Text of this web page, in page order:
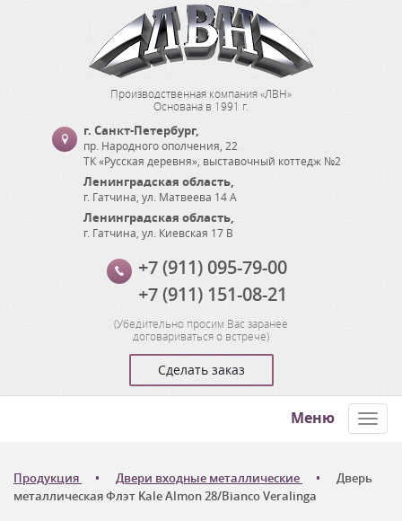
Производственная компания «ЛВН»
Основана в 1991 г.
г. Санкт-Петербург,
пр. Народного ополчения, 22
ТК «Русская деревня», выставочный коттедж №2
Ленинградская область,
г. Гатчина ул. Матвеева 14 А
Ленинградская область,
г. Гатчина ул. Киевская 17 В
+7 (911) 095-79-00
+7 (911) 151-08-21
(Убедительно просим Вас заранее
договариваться о встрече)
Сделать заказ
Меню
Продукция Двери входные металлические
Дверь
металлическая Флэт Kale Almon 28/Bianco Veralinga